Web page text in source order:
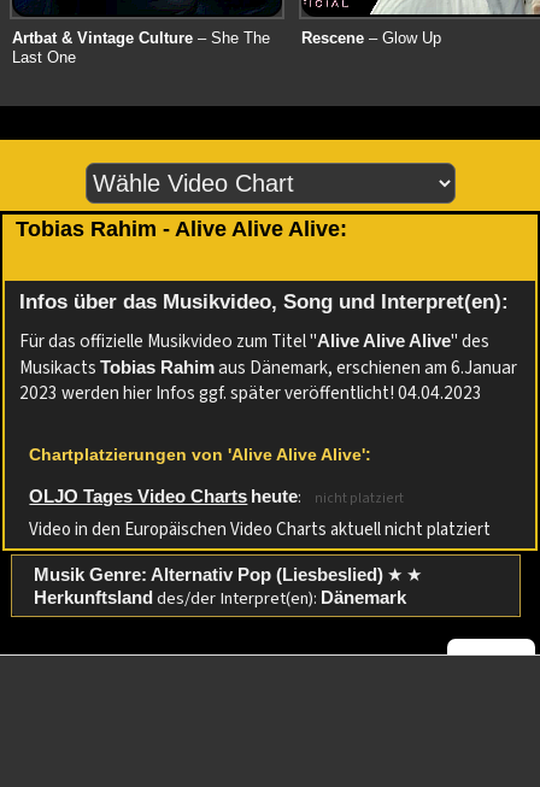
Artbat & Vintage Culture – She The
Last One
Rescene – Glow Up
Tobias Rahim - Alive Alive Alive:
Infos über das Musikvideo, Song und Interpret(en):
Für das offizielle Musikvideo zum Titel "Alive Alive Alive" des
Musikacts Tobias Rahimaus Dänemark, erschienen am 6.Januar
2023 werden hier Infos ggf. später veröffentlicht! 04.04.2023
Chartplatzierungen von 'Alive Alive Alive':
OLJO Tages Video Charts heute: nicht platziert
Video in den Europäischen Video Charts aktuell nicht platziert
Musik Genre: Alternativ Pop (Liesbeslied)★ ★
Herkunftslanddes/der Interpret(en): Dänemark